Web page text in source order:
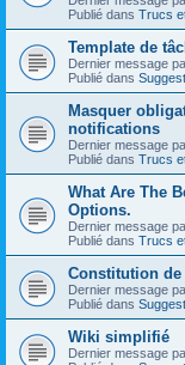
Publié dans Trucs
Template de
Dernier message
Publié dans
Masquer
notifications
Dernier message
Publié dans Trucs
What Are The
Options.
Dernier message
Publié dans Trucs
Constitution
Dernier message
Publié dans
Wiki simplifié
Dernier message